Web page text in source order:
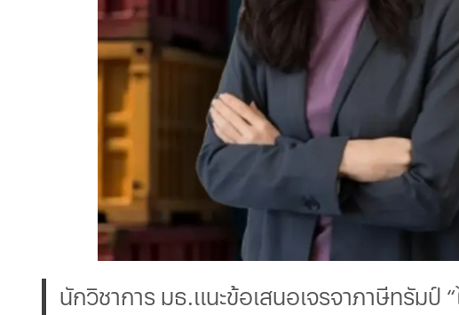
นักวิชาการ มธ.แนะข้อเสนอเจรจาภาษีทรัมป์